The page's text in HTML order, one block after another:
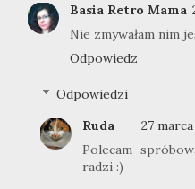
Basia Retro Mama
Nie zmywałam nim
Odpowiedz
Odpowiedzi
Ruda
27
Polecam
radzi :)